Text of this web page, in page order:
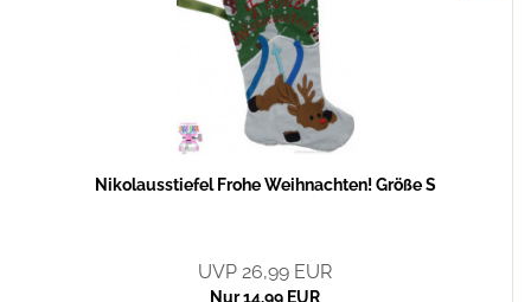
Nikolausstiefel Frohe Weihnachten! Größe S
UVP 26,99 EUR
Nur 14,99 EUR